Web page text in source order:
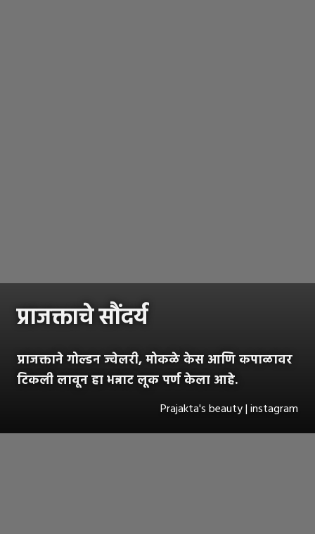
प्राजक्ताचे सौंदर्य
प्राजक्ताने गोल्डन ज्वेलरी, मोकळे केस आणि कपाळावर
टिकली लावून हा भन्नाट लूक पर्ण केला आहे.
Prajakta's beauty | instagram